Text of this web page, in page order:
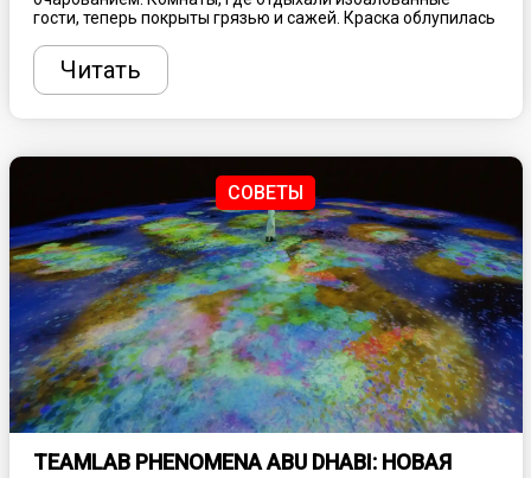
гости, теперь покрыты грязью и сажей. Краска облупилась
чтобы забрать останки себе. Такие места больше не
принимают толпы туристов, ищущих спа-процедуры и
роскошный досуг, зато привлекают любознательных
Читать
СОВЕТЫ
TEAMLAB PHENOMENA ABU DHABI: НОВАЯ